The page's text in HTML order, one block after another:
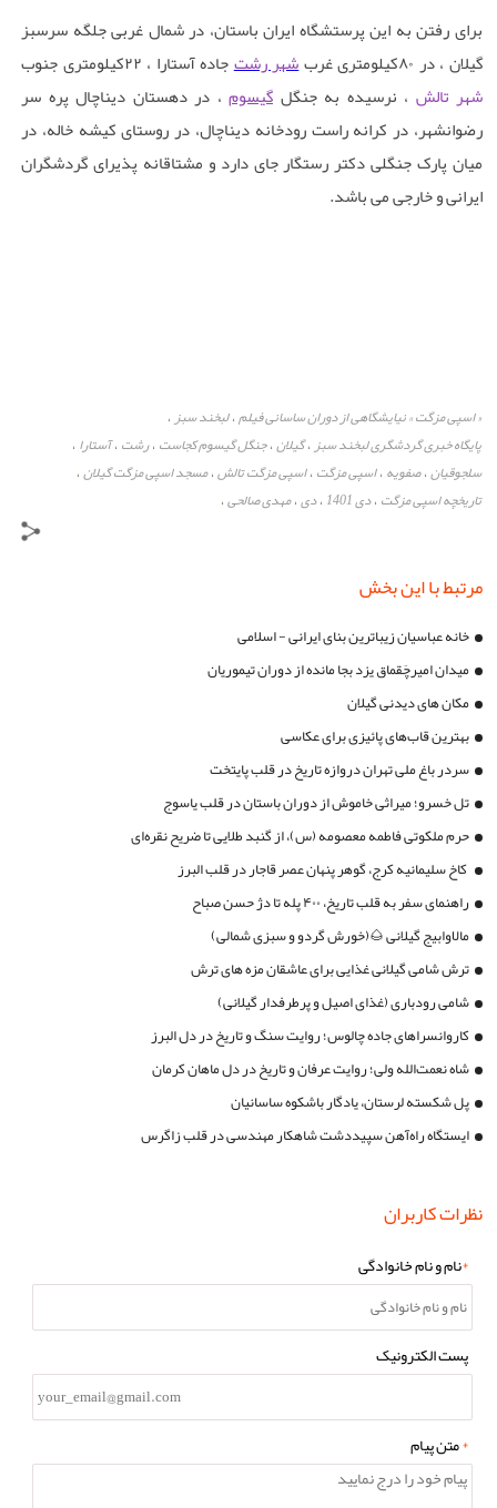
برای رفتن به این پرستشگاه ایران باستان، در شمال غربی جلگه سرسبز
گیلان ، در ۸۰کیلومتری غربشهر رشتجاده آستارا ، ۲۲کیلومتری جنوب
شهر تالش ، نرسیده به جنگل گیسوم، در دهستان دیناچال پره ‌سر
رضوانشهر، در کرانه راست رودخانه دیناچال، در روستای کیشه خاله، در
میان پارک جنگلی دکتر رستگار جای دارد و مشتاقانه پذیرای گردشگران
ایرانی و خارجی می باشد.
« اسپی مزگت » نیایشگاهی از دوران ساسانی فیلم،لبخند سبز،
پایگاه خبری گردشگری لبخند سبز،گیلان،جنگل گیسوم کجاست ،رشت ،آستارا ،
سلجوقیان،صفویه ،اسپی مزگت ،اسپی مزگت تالش،مسجد اسپی مزگت گیلان،
تاریخچه اسپی مزگت ،دی 1401 ،دی،مهدی صالحی،
مرتبط با این بخش
خانه عباسیان زیباترین بنای ایرانی - اسلامی
میدان امیرچَقماق یزد بجا مانده از دوران تیموریان
مکان های دیدنی گیلان
بهترین قاب‌های پائیزی برای عکاسی
سردر باغ ملی تهران دروازه تاریخ در قلب پایتخت
تل خسرو؛ میراثی خاموش از دوران باستان در قلب یاسوج
حرم ملکوتی فاطمه معصومه (س)، از گنبد طلایی تا ضریح نقره‌ای
کاخ سلیمانیه کرج، گوهر پنهان عصر قاجار در قلب البرز
راهنمای سفر به قلب تاریخ، ۴۰۰ پله تا دژ حسن صباح
مالاوابیج گیلانی 🌰(خورش گردو و سبزی شمالی)
ترش شامی گیلانی غذایی برای عاشقان مزه های ترش
شامی رودباری (غذای اصیل و پرطرفدار گیلانی)
کاروانسراهای جاده چالوس؛ روایت سنگ و تاریخ در دل البرز
شاه نعمت‌الله ولی؛ روایت عرفان و تاریخ در دل ماهان کرمان
پل شکسته لرستان، یادگار باشکوه ساسانیان
ایستگاه راه‌آهن سپیددشت شاهکار مهندسی در قلب زاگرس
نظرات کاربران
*نام و نام خانوادگی
پست الکترونیک
*متن پیام